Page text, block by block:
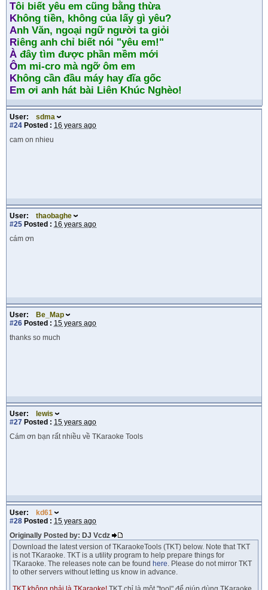
Tôi biết yêu em cũng bằng thừa
Không tiền, không của lấy gì yêu?
Anh Văn, ngoại ngữ người ta giỏi
Riêng anh chỉ biết nói "yêu em!"
À đây tìm được phần mềm mới
Ôm mi-cro mà ngỡ ôm em
Không cần đầu máy hay đĩa gốc
Em ơi anh hát bài Liên Khúc Nghèo!
User:
sdma
#24 Posted : 16 years ago
cam on nhieu
User:
thaobaghe
#25 Posted : 16 years ago
cám ơn
User:
Be_Map
#26 Posted : 15 years ago
thanks so much
User:
lewis
#27 Posted : 15 years ago
Cám ơn bạn rất nhiều về TKaraoke Tools
User:
kd61
#28 Posted : 15 years ago
Originally Posted by: DJ Vcdz
Download the latest version of TKaraokeTools (TKT) below. Note that TKT
is not TKaraoke. TKT is a utility program to help prepare things for
TKaraoke. The releases note can be found here. Please do not mirror TKT
to other servers without letting us know in advance.